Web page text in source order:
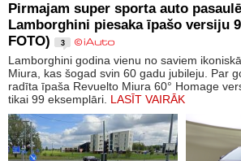
Pirmajam super sporta auto
Lamborghini piesaka īpašo versiju
FOTO)
3
Lamborghini godina vienu no saviem
Miura, kas šogad svin 60 gadu jubileju. Par
radīta īpaša Revuelto Miura 60° Homage
tikai 99 eksemplāri. LASĪT VAIRĀK